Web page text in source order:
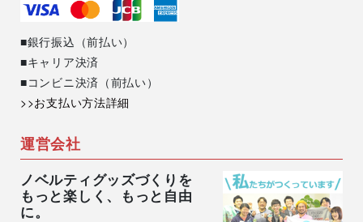
■銀行振込（前払い）
■キャリア決済
■コンビニ決済（前払い）
>>お支払い方法詳細
運営会社
ノベルティグッズづくりを
もっと楽しく、もっと自由
に。